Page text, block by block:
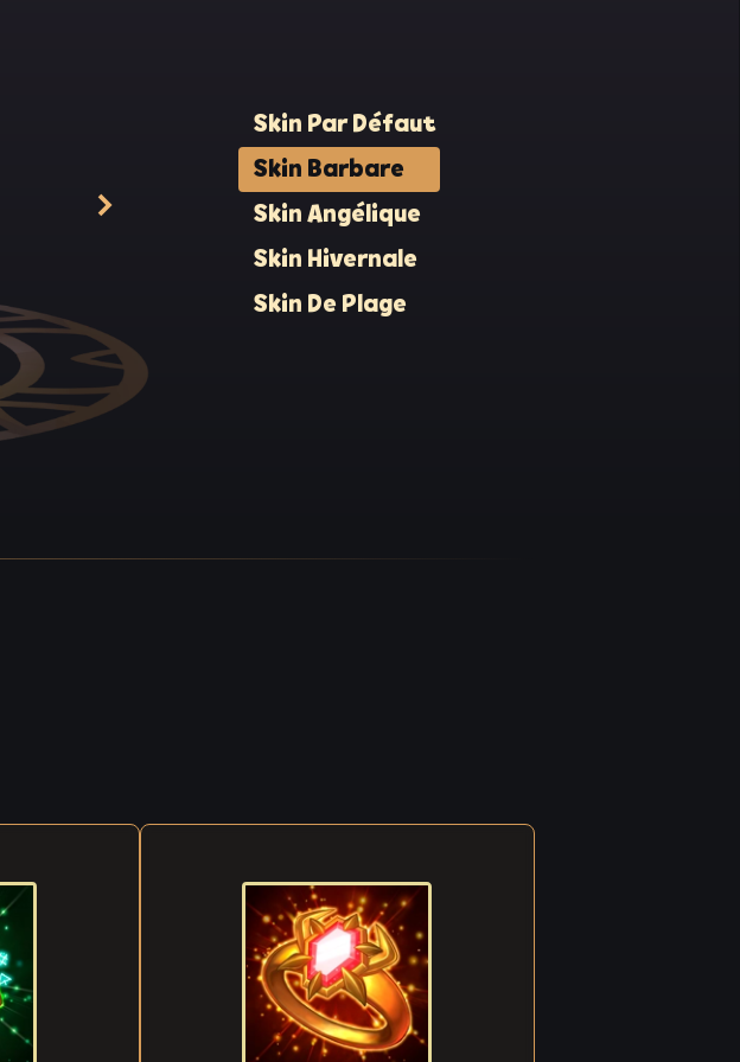
Rufus. Je m’appelle Rakashi,
rétrécirent en un strabisme
entré ici ? » Rufus s’étouffa en
comme si c’était une
avoir tout ce que tu veux,
bagatelle, quelque chose
Tu ne remarqueras même pas
air le plus menaçant, et fit un
a de la valeur, le seul à te
valeur, Rufus, tu ne t’en
ne sait pas à quelle porte il
voix calme, mais ferme. « Si
Tes pouvoirs
tête, tenta de ramener le
troubles de Rakashi
où il était, tout en luttant
le sourire nauséabond de son
Skin Par Défaut
Skin Barbare
Skin Angélique
Skin Hivernale
Skin De Plage